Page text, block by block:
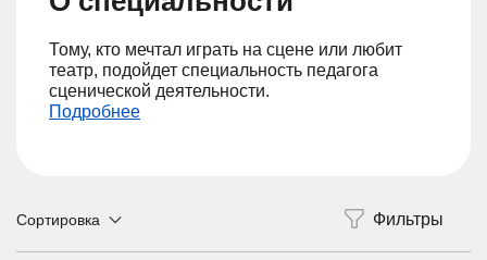
Тому, кто мечтал играть на сцене или любит
театр, подойдет специальность педагога
сценической деятельности.
Подробнее
Сортировка